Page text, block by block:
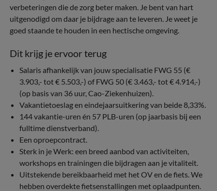
verbeteringen die de zorg beter maken. Je bent van hart
uitgenodigd om daar je bijdrage aan te leveren. Je weet je
goed staande te houden in een hectische omgeving.
Dit krijg je ervoor terug
Salaris afhankelijk van jouw specialisatie FWG 55 (€
3.903,- tot € 5.503,-) of FWG 50 (€ 3.463,- tot € 4.914,-)
(op basis van 36 uur, Cao-Ziekenhuizen).
Vakantietoeslag en eindejaarsuitkering van beide 8,33%.
144 vakantie-uren én 57 PLB-uren (op jaarbasis bij een
fulltime dienstverband).
Een oproepcontract.
Sterk in je Werk: een breed aanbod van activiteiten,
workshops en trainingen die bijdragen aan je vitaliteit.
Uitstekende bereikbaarheid met het OV en de fiets. We
hebben overdekte fietsenstallingen met oplaadpunten.